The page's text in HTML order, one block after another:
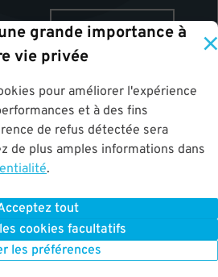
grande importance à
vie privée
pour améliorer l'expérience
et à des fins
de refus détectée sera
de plus amples informations dans
.
tout
cookies facultatifs
les préférences
CANADA
HAUT
réservés.
Policy|ALPR Policy